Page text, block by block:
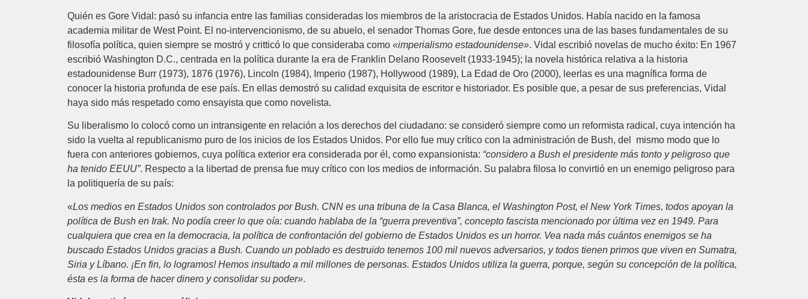
Quién es Gore Vidal: pasó su infancia entre las familias consideradas los miembros de la aristocracia de Estados Unidos. Había nacido en la famosa
academia militar de West Point. El no-intervencionismo, de su abuelo, el senador Thomas Gore, fue desde entonces una de las bases fundamentales de su
filosofía política, quien siempre se mostró y critticó lo que consideraba como «imperialismo estadounidense». Vidal escribió novelas de mucho éxito: En 1967
escribió Washington D.C., centrada en la política durante la era de Franklin Delano Roosevelt (1933-1945); la novela histórica relativa a la historia
estadounidense Burr (1973), 1876 (1976), Lincoln (1984), Imperio (1987), Hollywood (1989), La Edad de Oro (2000), leerlas es una magnífica forma de
conocer la historia profunda de ese país. En ellas demostró su calidad exquisita de escritor e historiador. Es posible que, a pesar de sus preferencias, Vidal
haya sido más respetado como ensayista que como novelista.
Su liberalismo lo colocó como un intransigente en relación a los derechos del ciudadano: se consideró siempre como un reformista radical, cuya intención ha
sido la vuelta al republicanismo puro de los inicios de los Estados Unidos. Por ello fue muy crítico con la administración de Bush, del mismo modo que lo
fuera con anteriores gobiernos, cuya política exterior era considerada por él, como expansionista: “considero a Bush el presidente más tonto y peligroso que
ha tenido EEUU”. Respecto a la libertad de prensa fue muy crítico con los medios de información. Su palabra filosa lo convirtió en un enemigo peligroso para
la politiquería de su país:
«Los medios en Estados Unidos son controlados por Bush. CNN es una tribuna de la Casa Blanca, el Washington Post, el New York Times, todos apoyan la
política de Bush en Irak. No podía creer lo que oía: cuando hablaba de la “guerra preventiva”, concepto fascista mencionado por última vez en 1949. Para
cualquiera que crea en la democracia, la política de confrontación del gobierno de Estados Unidos es un horror. Vea nada más cuántos enemigos se ha
buscado Estados Unidos gracias a Bush. Cuando un poblado es destruido tenemos 100 mil nuevos adversarios, y todos tienen primos que viven en Sumatra,
Siria y Líbano. ¡En fin, lo logramos! Hemos insultado a mil millones de personas. Estados Unidos utiliza la guerra, porque, según su concepción de la política,
ésta es la forma de hacer dinero y consolidar su poder».